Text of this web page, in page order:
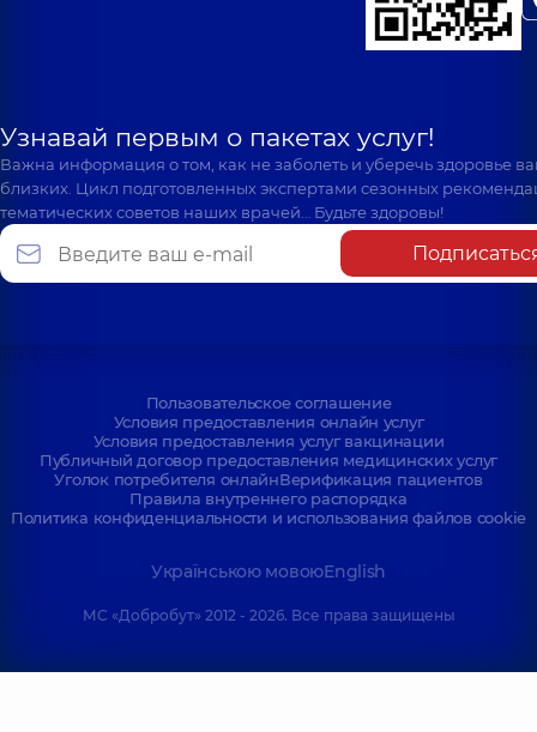
Узнавай первым о пакетах услуг!
Важна информация о том, как не заболеть и уберечь здоровье
близких. Цикл подготовленных экспертами сезонных
тематических советов наших врачей… Будьте здоровы!
Пользовательское соглашение
Условия предоставления онлайн услуг
Условия предоставления услуг вакцинации
Публичный договор предоставления медицинских услуг
Уголок потребителя онлайнВерификация пациентов
Правила внутреннего распорядка
Политика конфиденциальности и использования файлов cookie
Українською мовоюEnglish
МС «Добробут» 2012 - 2026. Все права защищены